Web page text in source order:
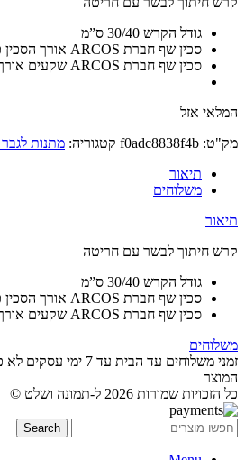
גודל הקרש 30/40 ס”מ
סכין שף חברת ARCOS אורך הסכין כ-20 ס”מ.
סכין שף חברת ARCOS שקעים אורך הסכין כ-17 ס”מ.
המלאי אזל
מק"ט: f0adc8838f4b קטגוריה: מתנות
תיאור
משלוחים
תיאור
קרש חיתוך לבשר עם חריטה
גודל הקרש 30/40 ס”מ
סכין שף חברת ARCOS אורך הסכין כ-20 ס”מ.
סכין שף חברת ARCOS שקעים אורך הסכין כ-17 ס”מ.
משלוחים
זמני משלוחים עד הבית
המוצר
כל הזכויות שמורות 2026 ל-תמונה ושלט ©
Search